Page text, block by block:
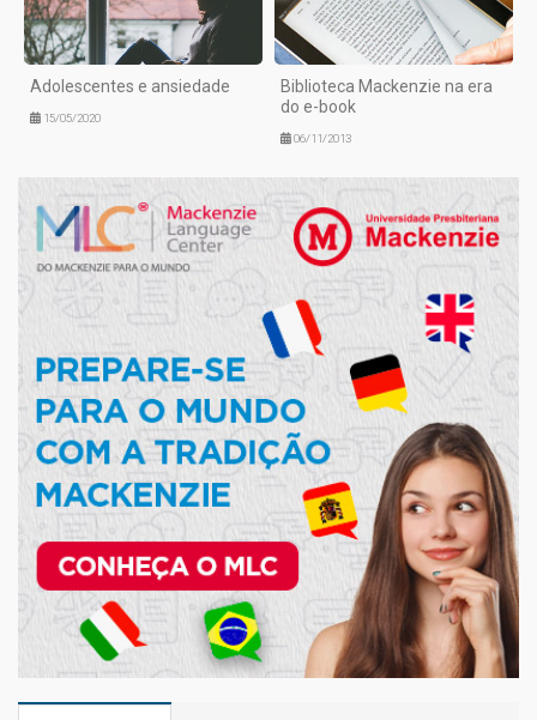
Adolescentes e ansiedade
15/05/2020
Biblioteca Mackenzie na era
do e-book
06/11/2013